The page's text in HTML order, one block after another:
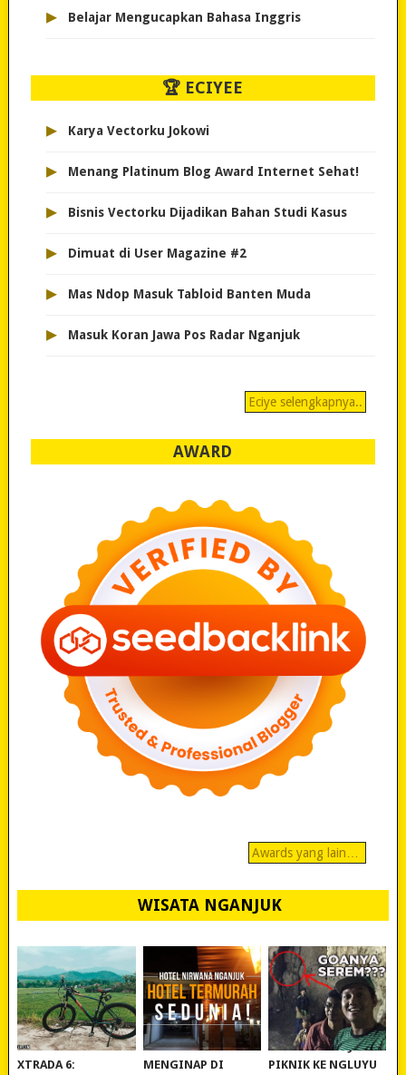
▸ Belajar Mengucapkan Bahasa Inggris
🏆 ECIYEE
▸ Karya Vectorku Jokowi
▸ Menang Platinum Blog Award Internet Sehat!
▸ Bisnis Vectorku Dijadikan Bahan Studi Kasus
▸ Dimuat di User Magazine #2
▸ Mas Ndop Masuk Tabloid Banten Muda
▸ Masuk Koran Jawa Pos Radar Nganjuk
Eciye selengkapnya..
AWARD
Awards yang lain…
WISATA NGANJUK
REVIEW POLYGON
XTRADA 6:
MURAH BANGET!
MENGINAP DI
WISATA NGANJUK:
PIKNIK KE NGLUYU